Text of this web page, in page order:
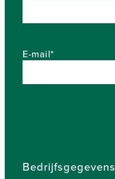
E-mail*
Bedrijfsgegevens